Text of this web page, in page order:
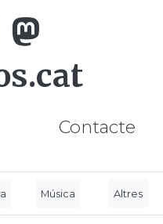
Contacte
Música Altres